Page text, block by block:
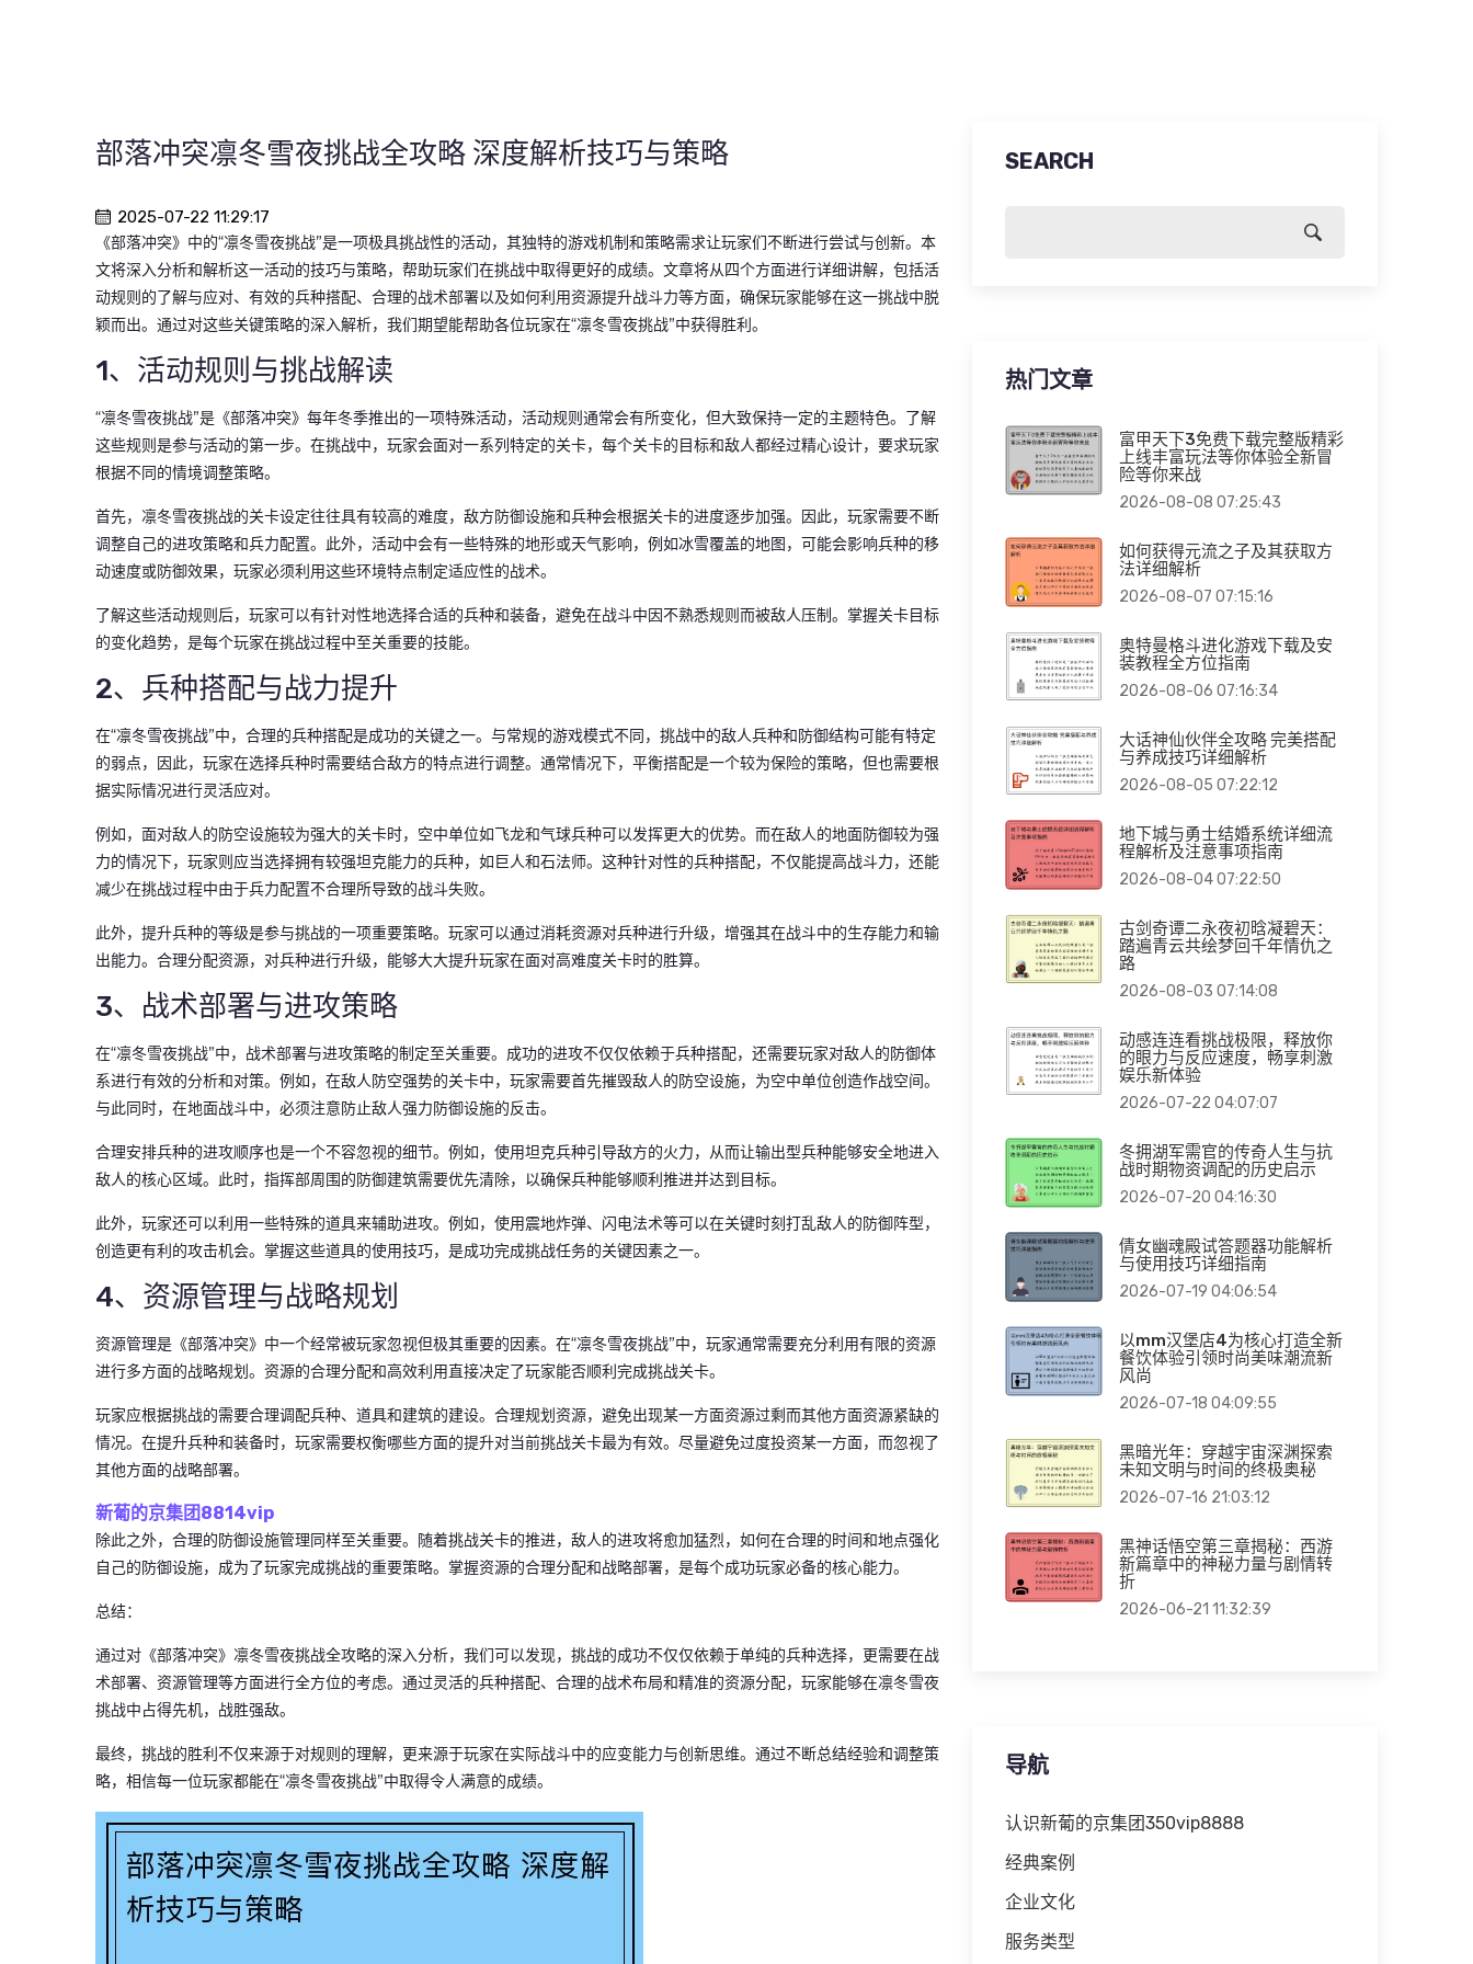
部落冲突凛冬雪夜挑战全攻略 深度解析技巧与策略
2025-07-22 11:29:17
《部落冲突》中的“凛冬雪夜挑战”是一项极具挑战性的活动，其独特的游戏机制和策略需求让玩家们不断进行尝试与创新。本
文将深入分析和解析这一活动的技巧与策略，帮助玩家们在挑战中取得更好的成绩。文章将从四个方面进行详细讲解，包括活
动规则的了解与应对、有效的兵种搭配、合理的战术部署以及如何利用资源提升战斗力等方面，确保玩家能够在这一挑战中脱
颖而出。通过对这些关键策略的深入解析，我们期望能帮助各位玩家在“凛冬雪夜挑战”中获得胜利。
1、活动规则与挑战解读
“凛冬雪夜挑战”是《部落冲突》每年冬季推出的一项特殊活动，活动规则通常会有所变化，但大致保持一定的主题特色。了解
这些规则是参与活动的第一步。在挑战中，玩家会面对一系列特定的关卡，每个关卡的目标和敌人都经过精心设计，要求玩家
根据不同的情境调整策略。
首先，凛冬雪夜挑战的关卡设定往往具有较高的难度，敌方防御设施和兵种会根据关卡的进度逐步加强。因此，玩家需要不断
调整自己的进攻策略和兵力配置。此外，活动中会有一些特殊的地形或天气影响，例如冰雪覆盖的地图，可能会影响兵种的移
动速度或防御效果，玩家必须利用这些环境特点制定适应性的战术。
了解这些活动规则后，玩家可以有针对性地选择合适的兵种和装备，避免在战斗中因不熟悉规则而被敌人压制。掌握关卡目标
的变化趋势，是每个玩家在挑战过程中至关重要的技能。
2、兵种搭配与战力提升
在“凛冬雪夜挑战”中，合理的兵种搭配是成功的关键之一。与常规的游戏模式不同，挑战中的敌人兵种和防御结构可能有特定
的弱点，因此，玩家在选择兵种时需要结合敌方的特点进行调整。通常情况下，平衡搭配是一个较为保险的策略，但也需要根
据实际情况进行灵活应对。
例如，面对敌人的防空设施较为强大的关卡时，空中单位如飞龙和气球兵种可以发挥更大的优势。而在敌人的地面防御较为强
力的情况下，玩家则应当选择拥有较强坦克能力的兵种，如巨人和石法师。这种针对性的兵种搭配，不仅能提高战斗力，还能
减少在挑战过程中由于兵力配置不合理所导致的战斗失败。
此外，提升兵种的等级是参与挑战的一项重要策略。玩家可以通过消耗资源对兵种进行升级，增强其在战斗中的生存能力和输
出能力。合理分配资源，对兵种进行升级，能够大大提升玩家在面对高难度关卡时的胜算。
3、战术部署与进攻策略
在“凛冬雪夜挑战”中，战术部署与进攻策略的制定至关重要。成功的进攻不仅仅依赖于兵种搭配，还需要玩家对敌人的防御体
系进行有效的分析和对策。例如，在敌人防空强势的关卡中，玩家需要首先摧毁敌人的防空设施，为空中单位创造作战空间。
与此同时，在地面战斗中，必须注意防止敌人强力防御设施的反击。
合理安排兵种的进攻顺序也是一个不容忽视的细节。例如，使用坦克兵种引导敌方的火力，从而让输出型兵种能够安全地进入
敌人的核心区域。此时，指挥部周围的防御建筑需要优先清除，以确保兵种能够顺利推进并达到目标。
此外，玩家还可以利用一些特殊的道具来辅助进攻。例如，使用震地炸弹、闪电法术等可以在关键时刻打乱敌人的防御阵型，
创造更有利的攻击机会。掌握这些道具的使用技巧，是成功完成挑战任务的关键因素之一。
4、资源管理与战略规划
资源管理是《部落冲突》中一个经常被玩家忽视但极其重要的因素。在“凛冬雪夜挑战”中，玩家通常需要充分利用有限的资源
进行多方面的战略规划。资源的合理分配和高效利用直接决定了玩家能否顺利完成挑战关卡。
玩家应根据挑战的需要合理调配兵种、道具和建筑的建设。合理规划资源，避免出现某一方面资源过剩而其他方面资源紧缺的
情况。在提升兵种和装备时，玩家需要权衡哪些方面的提升对当前挑战关卡最为有效。尽量避免过度投资某一方面，而忽视了
其他方面的战略部署。
新葡的京集团8814vip
除此之外，合理的防御设施管理同样至关重要。随着挑战关卡的推进，敌人的进攻将愈加猛烈，如何在合理的时间和地点强化
自己的防御设施，成为了玩家完成挑战的重要策略。掌握资源的合理分配和战略部署，是每个成功玩家必备的核心能力。
总结：
通过对《部落冲突》凛冬雪夜挑战全攻略的深入分析，我们可以发现，挑战的成功不仅仅依赖于单纯的兵种选择，更需要在战
术部署、资源管理等方面进行全方位的考虑。通过灵活的兵种搭配、合理的战术布局和精准的资源分配，玩家能够在凛冬雪夜
挑战中占得先机，战胜强敌。
最终，挑战的胜利不仅来源于对规则的理解，更来源于玩家在实际战斗中的应变能力与创新思维。通过不断总结经验和调整策
略，相信每一位玩家都能在“凛冬雪夜挑战”中取得令人满意的成绩。
SEARCH
热门文章
富甲天下3免费下载完整版精彩
上线丰富玩法等你体验全新冒
险等你来战
2026-08-08 07:25:43
如何获得元流之子及其获取方
法详细解析
2026-08-07 07:15:16
奥特曼格斗进化游戏下载及安
装教程全方位指南
2026-08-06 07:16:34
大话神仙伙伴全攻略 完美搭配
与养成技巧详细解析
2026-08-05 07:22:12
地下城与勇士结婚系统详细流
程解析及注意事项指南
2026-08-04 07:22:50
古剑奇谭二永夜初晗凝碧天：
踏遍青云共绘梦回千年情仇之
路
2026-08-03 07:14:08
动感连连看挑战极限，释放你
的眼力与反应速度，畅享刺激
娱乐新体验
2026-07-22 04:07:07
冬拥湖军需官的传奇人生与抗
战时期物资调配的历史启示
2026-07-20 04:16:30
倩女幽魂殿试答题器功能解析
与使用技巧详细指南
2026-07-19 04:06:54
以mm汉堡店4为核心打造全新
餐饮体验引领时尚美味潮流新
风尚
2026-07-18 04:09:55
黑暗光年：穿越宇宙深渊探索
未知文明与时间的终极奥秘
2026-07-16 21:03:12
黑神话悟空第三章揭秘：西游
新篇章中的神秘力量与剧情转
折
2026-06-21 11:32:39
导航
认识新葡的京集团350vip8888
经典案例
企业文化
服务类型